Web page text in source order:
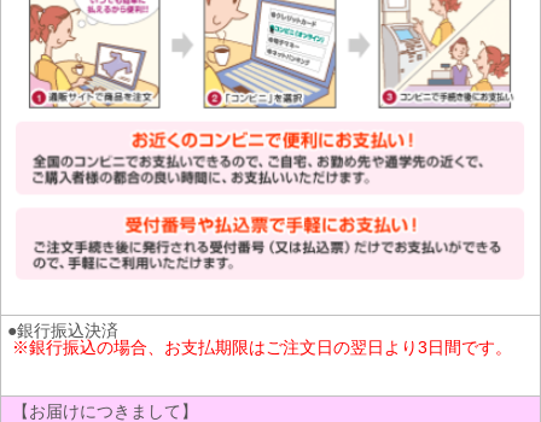
●銀行振込決済
※銀行振込の場合、お支払期限はご注文日の翌日より3日間です。
【お届けにつきまして】